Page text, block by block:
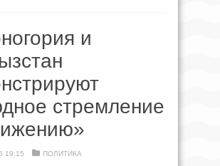
и
стремление
19:15 ПОЛИТИКА